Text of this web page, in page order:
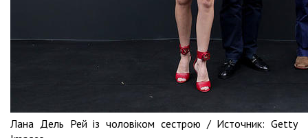
Лана Дель Рей із чоловіком сестрою / Источник: Getty